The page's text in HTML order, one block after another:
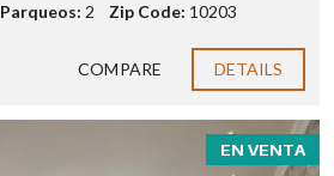
Parqueos: 2 Zip Code: 10203
COMPARE DETAILS
EN VENTA